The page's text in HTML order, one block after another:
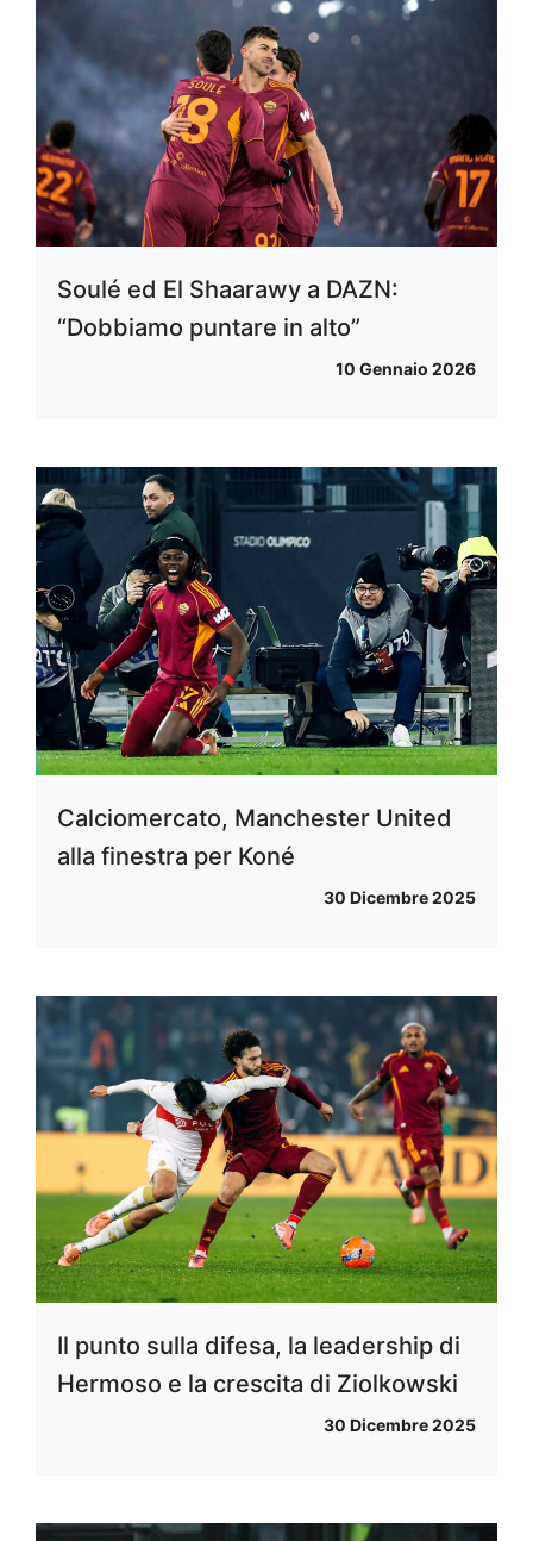
Soulé ed El Shaarawy a DAZN:
“Dobbiamo puntare in alto”
10 Gennaio 2026
Calciomercato, Manchester United
alla finestra per Koné
30 Dicembre 2025
Il punto sulla difesa, la leadership di
Hermoso e la crescita di Ziolkowski
30 Dicembre 2025